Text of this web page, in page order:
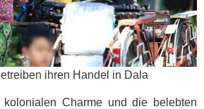
ihren Handel in Dala
Charme und die belebten